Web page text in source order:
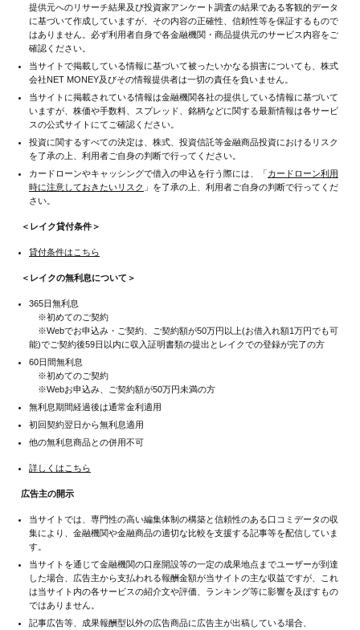
提供元へのリサーチ結果及び投資家アンケート調査の結果である客観的データ
に基づいて作成していますが、その内容の正確性、信頼性等を保証するもので
はありません。必ず利用者自身で各金融機関・商品提供元のサービス内容をご
確認ください。
当サイトで掲載している情報に基づいて被ったいかなる損害についても、株式
会社NET MONEY及びその情報提供者は一切の責任を負いません。
当サイトに掲載されている情報は金融機関各社の提供している情報に基づいて
いますが、株価や手数料、スプレッド、銘柄などに関する最新情報は各サービ
スの公式サイトにてご確認ください。
投資に関するすべての決定は、株式、投資信託等金融商品投資におけるリスク
を了承の上、利用者ご自身の判断で行ってください。
カードローンやキャッシングで借入の申込を行う際には、「カードローン利用
時に注意しておきたいリスク 」を了承の上、利用者ご自身の判断で行ってくだ
さい。
＜レイク貸付条件＞
貸付条件はこちら
＜レイクの無利息について＞
365日無利息
※初めてのご契約
※Webでお申込み・ご契約、ご契約額が50万円以上(お借入れ額1万円でも可
能)でご契約後59日以内に収入証明書類の提出とレイクでの登録が完了の方
60日間無利息
※初めてのご契約
※Webお申込み、ご契約額が50万円未満の方
無利息期間経過後は通常金利適用
初回契約翌日から無利息適用
他の無利息商品との併用不可
詳しくはこちら
広告主の開示
当サイトでは、専門性の高い編集体制の構築と信頼性のある口コミデータの収
集により、金融機関や金融商品の適切な比較を支援する記事等を配信していま
す。
当サイトを通じて金融機関の口座開設等の一定の成果地点までユーザーが到達
した場合、広告主から支払われる報酬金額が当サイトの主な収益ですが、これ
は当サイト内の各サービスの紹介文や評価、ランキング等に影響を及ぼすもの
ではありません。
記事広告等、成果報酬型以外の広告商品に広告主が出稿している場合、